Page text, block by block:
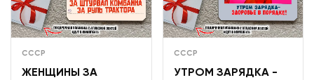
СССР
ЖЕНЩИНЫ ЗА
СССР
УТРОМ ЗАРЯДКА -